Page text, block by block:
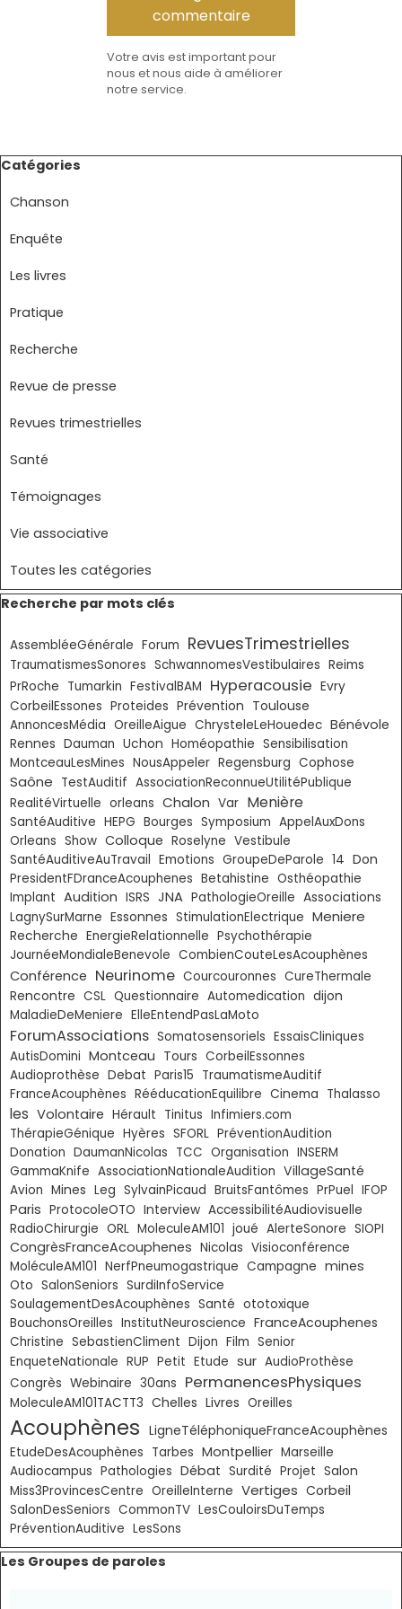
Votre avis est important pour
nous et nous aide à améliorer
notre service.
Sauter le bloc Catégories
Catégories
Chanson
Enquête
Les livres
Pratique
Recherche
Revue de presse
Revues trimestrielles
Santé
Témoignages
Vie associative
Toutes les catégories
Sauter le bloc Recherche par mots clés
Recherche par mots clés
AssembléeGénérale Forum RevuesTrimestrielles
TraumatismesSonores SchwannomesVestibulaires Reims
PrRoche Tumarkin FestivalBAM Hyperacousie Evry
CorbeilEssones Proteides Prévention Toulouse
AnnoncesMédia OreilleAigue ChrysteleLeHouedec Bénévole
Rennes Dauman Uchon Homéopathie Sensibilisation
MontceauLesMines NousAppeler Regensburg Cophose
Saône TestAuditif AssociationReconnueUtilitéPublique
RealitéVirtuelle orleans Chalon Var Menière
SantéAuditive HEPG Bourges Symposium AppelAuxDons
Orleans Show Colloque Roselyne Vestibule
SantéAuditiveAuTravail Emotions GroupeDeParole 14 Don
PresidentFDranceAcouphenes Betahistine Osthéopathie
Implant Audition ISRS JNA PathologieOreille Associations
LagnySurMarne Essonnes StimulationElectrique Meniere
Recherche EnergieRelationnelle Psychothérapie
JournéeMondialeBenevole CombienCouteLesAcouphènes
Conférence Neurinome Courcouronnes CureThermale
Rencontre CSL Questionnaire Automedication dijon
MaladieDeMeniere ElleEntendPasLaMoto
ForumAssociations Somatosensoriels EssaisCliniques
AutisDomini Montceau Tours CorbeilEssonnes
Audioprothèse Debat Paris15 TraumatismeAuditif
FranceAcouphènes RééducationEquilibre Cinema Thalasso
les Volontaire Hérault Tinitus Infimiers.com
ThérapieGénique Hyères SFORL PréventionAudition
Donation DaumanNicolas TCC Organisation INSERM
GammaKnife AssociationNationaleAudition VillageSanté
Avion Mines Leg SylvainPicaud BruitsFantômes PrPuel IFOP
Paris ProtocoleOTO Interview AccessibilitéAudiovisuelle
RadioChirurgie ORL MoleculeAM101 joué AlerteSonore SIOPI
CongrèsFranceAcouphenes Nicolas Visioconférence
MoléculeAM101 NerfPneumogastrique Campagne mines
Oto SalonSeniors SurdiInfoService
SoulagementDesAcouphènes Santé ototoxique
BouchonsOreilles InstitutNeuroscience FranceAcouphenes
Christine SebastienCliment Dijon Film Senior
EnqueteNationale RUP Petit Etude sur AudioProthèse
Congrès Webinaire 30ans PermanencesPhysiques
MoleculeAM101TACTT3 Chelles Livres Oreilles
Acouphènes LigneTéléphoniqueFranceAcouphènes
EtudeDesAcouphènes Tarbes Montpellier Marseille
Audiocampus Pathologies Débat Surdité Projet Salon
Miss3ProvincesCentre OreilleInterne Vertiges Corbeil
SalonDesSeniors CommonTV LesCouloirsDuTemps
PréventionAuditive LesSons
Sauter le bloc Les Groupes de paroles
Les Groupes de paroles